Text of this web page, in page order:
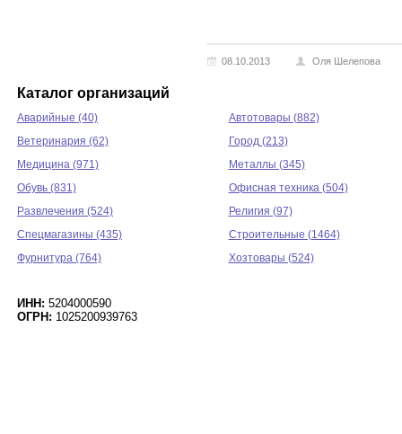
08.10.2013 Оля Шелепова
Каталог организаций
Аварийные (40)
Автотовары (882)
Ветеринария (62)
Город (213)
Медицина (971)
Металлы (345)
Обувь (831)
Офисная техника (504)
Развлечения (524)
Религия (97)
Спецмагазины (435)
Строительные (1464)
Фурнитура (764)
Хозтовары (524)
ИНН: 5204000590
ОГРН: 1025200939763